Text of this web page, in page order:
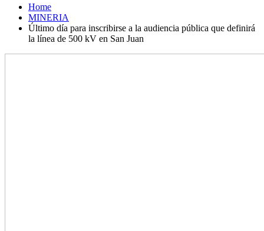
Home
MINERIA
Último día para inscribirse a la audiencia pública que definirá
la línea de 500 kV en San Juan